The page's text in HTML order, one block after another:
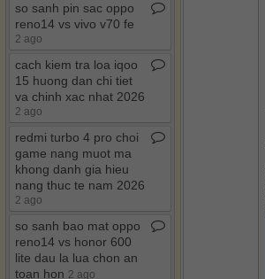
so sanh pin sac oppo
reno14 vs vivo v70 fe
2 ago
cach kiem tra loa iqoo
15 huong dan chi tiet
va chinh xac nhat 2026
2 ago
redmi turbo 4 pro choi
game nang muot ma
khong danh gia hieu
nang thuc te nam 2026
2 ago
so sanh bao mat oppo
reno14 vs honor 600
lite dau la lua chon an
toan hon 2 ago